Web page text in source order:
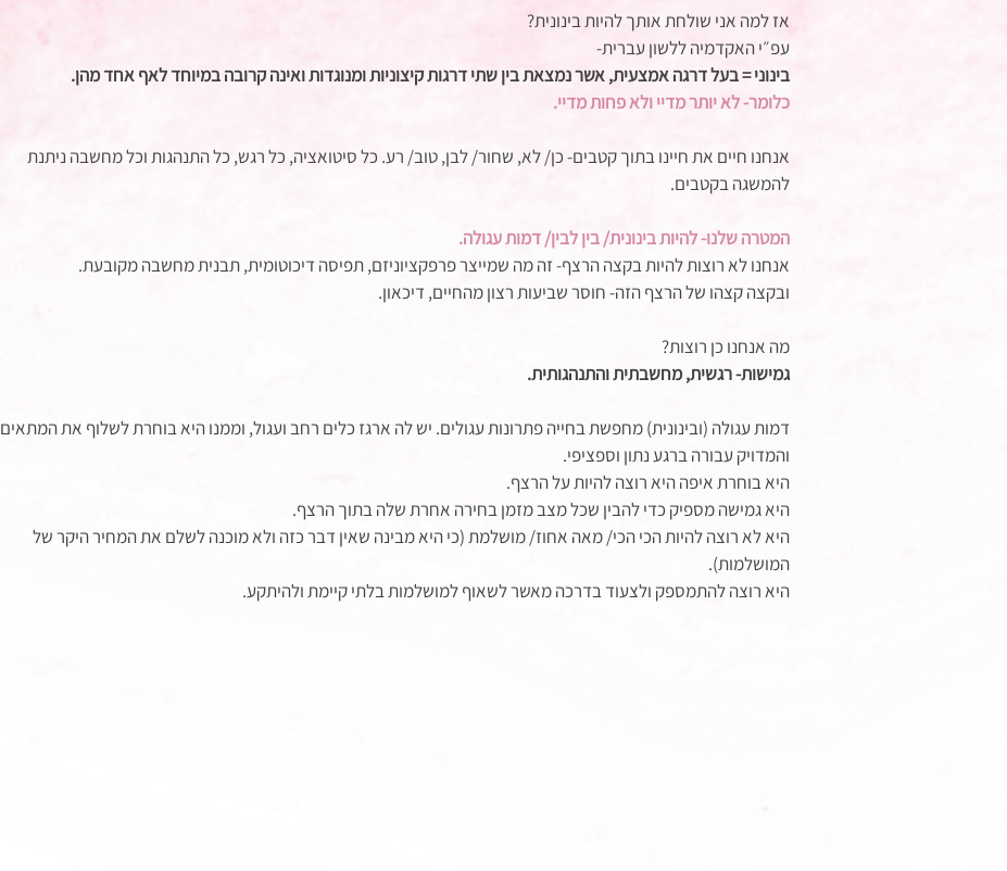
אז למה אני שולחת אותך להיות בינונית?
עפ״י האקדמיה ללשון עברית-
בינוני = בעל דרגה אמצעית, אשר נמצאת בין שתי דרגות קיצוניות ומנוגדות ואינה קרובה במיוחד לאף אחד מהן.
כלומר- לא יותר מדיי ולא פחות מדיי.
אנחנו חיים את חיינו בתוך קטבים- כן/ לא, שחור/ לבן, טוב/ רע. כל סיטואציה, כל רגש, כל התנהגות וכל מחשבה ניתנת
להמשגה בקטבים.
המטרה שלנו- להיות בינונית/ בין לבין/ דמות עגולה.
אנחנו לא רוצות להיות בקצה הרצף- זה מה שמייצר פרפקציוניזם, תפיסה דיכוטומית, תבנית מחשבה מקובעת.
ובקצה קצהו של הרצף הזה- חוסר שביעות רצון מהחיים, דיכאון.
מה אנחנו כן רוצות?
גמישות- רגשית, מחשבתית והתנהגותית.
דמות עגולה (ובינונית) מחפשת בחייה פתרונות עגולים. יש לה ארגז כלים רחב ועגול, וממנו היא בוחרת לשלוף את המתאים
והמדויק עבורה ברגע נתון וספציפי.
היא בוחרת איפה היא רוצה להיות על הרצף.
היא גמישה מספיק כדי להבין שכל מצב מזמן בחירה אחרת שלה בתוך הרצף.
היא לא רוצה להיות הכי הכי/ מאה אחוז/ מושלמת (כי היא מבינה שאין דבר כזה ולא מוכנה לשלם את המחיר היקר של
המושלמות).
היא רוצה להתמספק ולצעוד בדרכה מאשר לשאוף למושלמות בלתי קיימת ולהיתקע.